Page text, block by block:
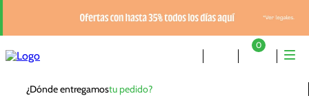
0
¿Dónde entregamostu pedido?